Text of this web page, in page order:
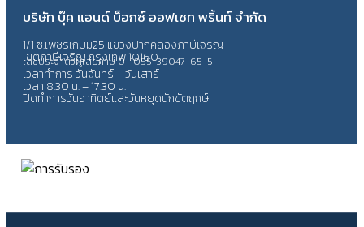
บริษัท บุ๊ค แอนด์ บ็อกซ์ ออฟเซท พริ้นท์ จำกัด
1/1 ซ.เพชรเกษม25 แขวงปากคลองภาษีเจริญ
เขตภาษีเจริญ กรุงเทพ 10160
เลขประจำตัวผู้เสียภาษี 0-1055-39047-65-5
เวลาทำการ วันจันทร์ – วันเสาร์
เวลา 8.30 น. – 17.30 น.
ปิดทำการวันอาทิตย์และวันหยุดนักขัตฤกษ์